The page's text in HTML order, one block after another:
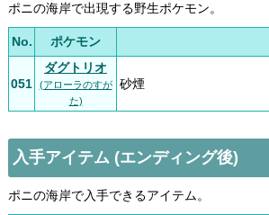
ポニの海岸で出現する野生ポケモン。
No. ポケモン
051
ダグトリオ
(アローラのすが
た)
砂煙
入手アイテム (エンディング後)
ポニの海岸で入手できるアイテム。